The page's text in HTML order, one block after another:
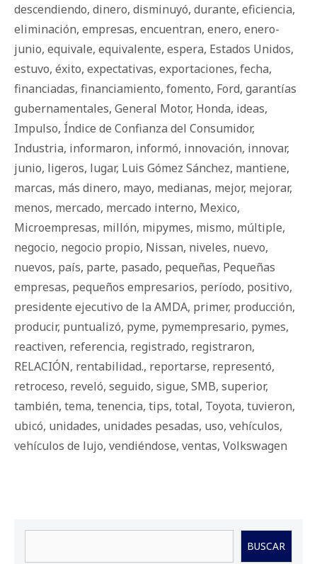
descendiendo, dinero, disminuyó, durante, eficiencia,
eliminación, empresas, encuentran, enero, enero-
junio, equivale, equivalente, espera, Estados Unidos,
estuvo, éxito, expectativas, exportaciones, fecha,
financiadas, financiamiento, fomento, Ford, garantías
gubernamentales, General Motor, Honda, ideas,
Impulso, Índice de Confianza del Consumidor,
Industria, informaron, informó, innovación, innovar,
junio, ligeros, lugar, Luis Gómez Sánchez, mantiene,
marcas, más dinero, mayo, medianas, mejor, mejorar,
menos, mercado, mercado interno, Mexico,
Microempresas, millón, mipymes, mismo, múltiple,
negocio, negocio propio, Nissan, niveles, nuevo,
nuevos, país, parte, pasado, pequeñas, Pequeñas
empresas, pequeños empresarios, período, positivo,
presidente ejecutivo de la AMDA, primer, producción,
producir, puntualizó, pyme, pymempresario, pymes,
reactiven, referencia, registrado, registraron,
RELACIÓN, rentabilidad., reportarse, representó,
retroceso, reveló, seguido, sigue, SMB, superior,
también, tema, tenencia, tips, total, Toyota, tuvieron,
ubicó, unidades, unidades pesadas, uso, vehículos,
vehículos de lujo, vendiéndose, ventas, Volkswagen
BUSCAR